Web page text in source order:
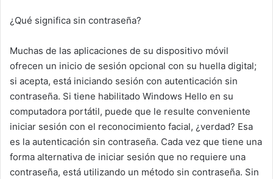
¿Qué significa sin contraseña?
Muchas de las aplicaciones de su dispositivo móvil
ofrecen un inicio de sesión opcional con su huella digital;
si acepta, está iniciando sesión con autenticación sin
contraseña. Si tiene habilitado Windows Hello en su
computadora portátil, puede que le resulte conveniente
iniciar sesión con el reconocimiento facial, ¿verdad? Esa
es la autenticación sin contraseña. Cada vez que tiene una
forma alternativa de iniciar sesión que no requiere una
contraseña, está utilizando un método sin contraseña. Sin